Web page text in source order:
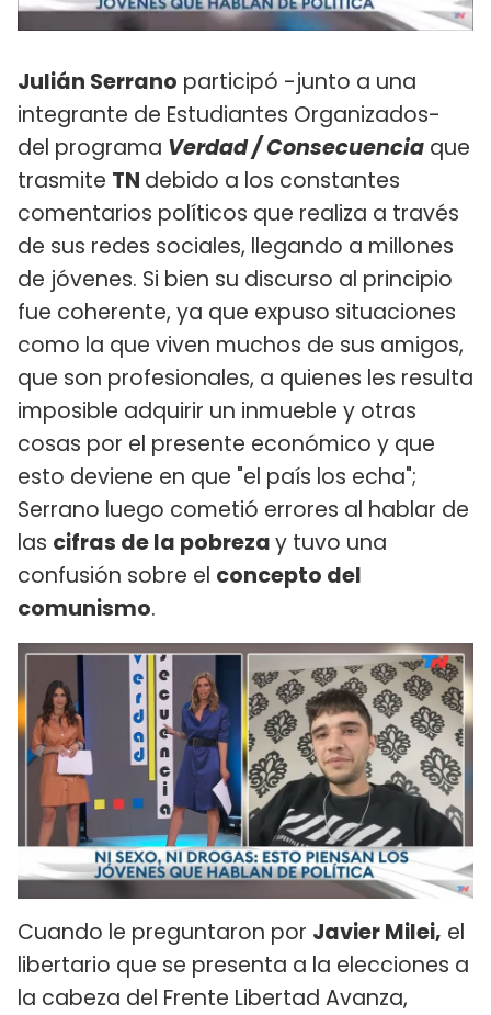
Julián Serrano participó -junto a una
integrante de Estudiantes Organizados-
del programa Verdad / Consecuencia que
trasmite TN debido a los constantes
comentarios políticos que realiza a través
de sus redes sociales, llegando a millones
de jóvenes. Si bien su discurso al principio
fue coherente, ya que expuso situaciones
como la que viven muchos de sus amigos,
que son profesionales, a quienes les resulta
imposible adquirir un inmueble y otras
cosas por el presente económico y que
esto deviene en que "el país los echa";
Serrano luego cometió errores al hablar de
las cifras de la pobrezay tuvo una
confusión sobre el concepto del
comunismo.
Cuando le preguntaron por Javier Milei, el
libertario que se presenta a la elecciones a
la cabeza del Frente Libertad Avanza,